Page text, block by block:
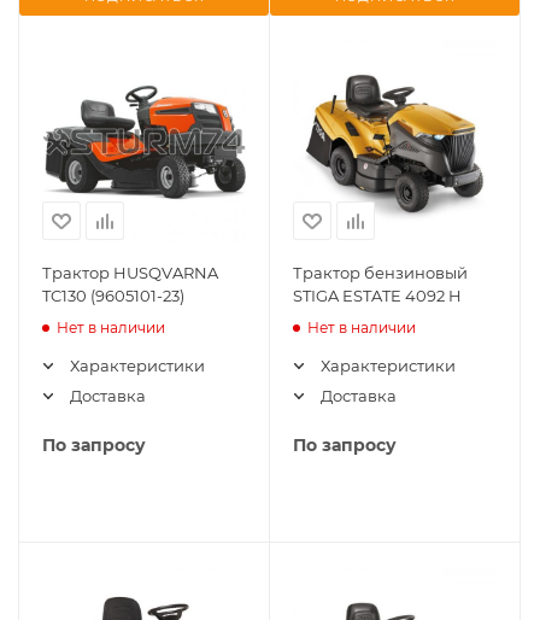
Трактор HUSQVARNA
TC130 (9605101-23)
Нет в наличии
Характеристики
Доставка
По запросу
Трактор бензиновый
STIGA ESTATE 4092 H
Нет в наличии
Характеристики
Доставка
По запросу